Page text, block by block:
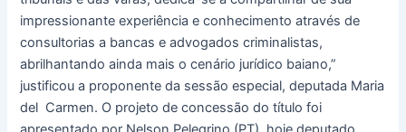
impressionante experiência e conhecimento através de
consultorias a bancas e advogados criminalistas,
abrilhantando ainda mais o cenário jurídico baiano,”
justificou a proponente da sessão especial, deputada Maria
del Carmen. O projeto de concessão do título foi